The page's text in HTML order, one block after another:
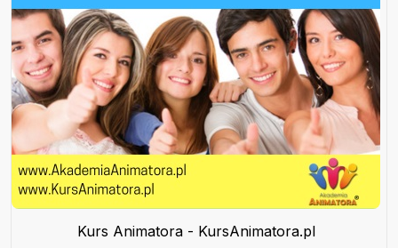
Kurs Animatora - KursAnimatora.pl